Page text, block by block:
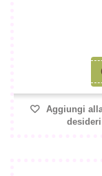
Aggiungi
desideri